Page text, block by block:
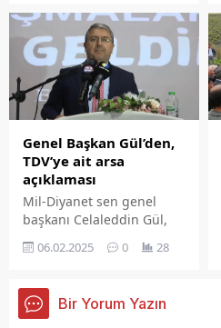
Genel Başkan Gül’den,
TDV’ye ait arsa
açıklaması
Mil-Diyanet sen genel
başkanı Celaleddin Gül,
Belediye binası yanındaki
Türkiye Diyanet Vakfına ait
yaptı.
06.02.2025 0 28
Bir Yorum Yazın